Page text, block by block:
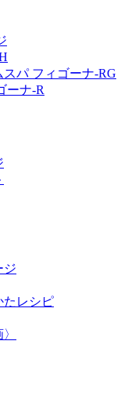
パ フィゴーナ-RG
ーナ-R
ジ
たレシピ